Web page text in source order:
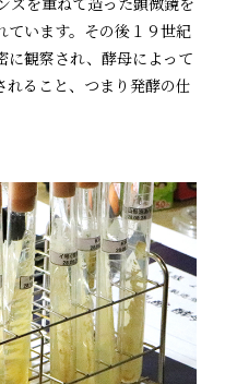
ています。その後１９世紀
に観察され、酵母によって
ること、つまり発酵の仕